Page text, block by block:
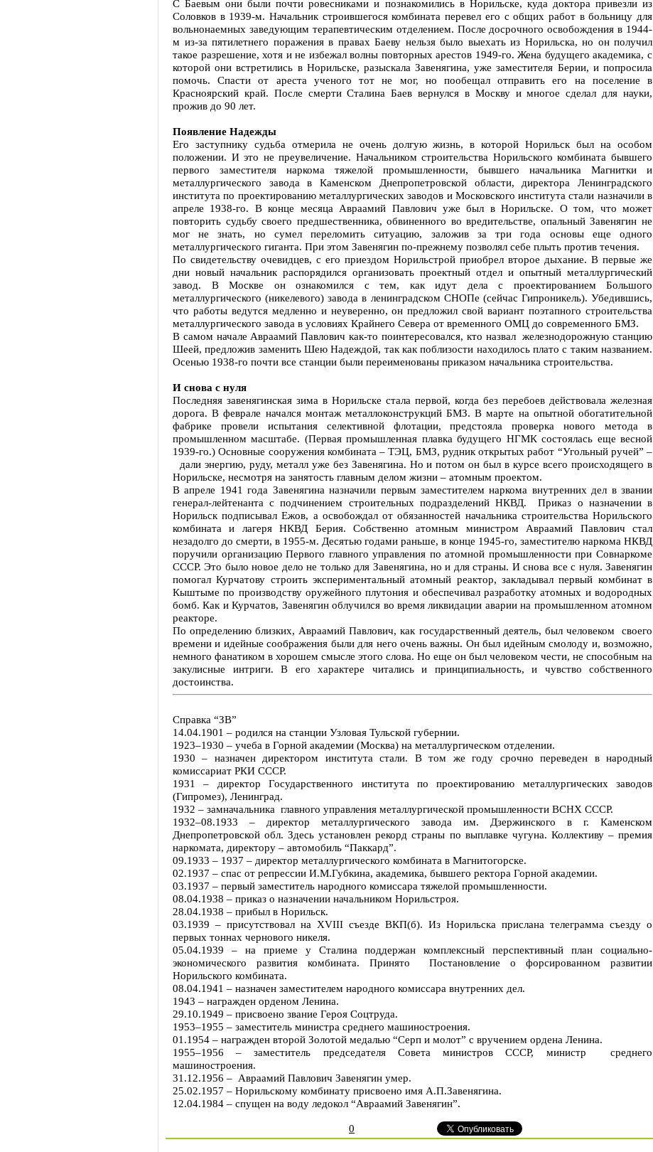
С Баевым они были почти ровесниками и познакомились в Норильске, куда доктора привезли из
Соловков в 1939-м. Начальник строившегося комбината перевел его с общих работ в больницу для
вольнонаемных заведующим терапевтическим отделением. После досрочного освобождения в 1944-
м из-за пятилетнего поражения в правах Баеву нельзя было выехать из Норильска, но он получил
такое разрешение, хотя и не избежал волны повторных арестов 1949-го. Жена будущего академика, с
которой они встретились в Норильске, разыскала Завенягина, уже заместителя Берии, и попросила
помочь. Спасти от ареста ученого тот не мог, но пообещал отправить его на поселение в
Красноярский край. После смерти Сталина Баев вернулся в Москву и многое сделал для науки,
прожив до 90 лет.
Появление Надежды
Его заступнику судьба отмерила не очень долгую жизнь, в которой Норильск был на особом
положении. И это не преувеличение. Начальником строительства Норильского комбината бывшего
первого заместителя наркома тяжелой промышленности, бывшего начальника Магнитки и
металлургического завода в Каменском Днепропетровской области, директора Ленинградского
института по проектированию металлургических заводов и Московского института стали назначили в
апреле 1938-го. В конце месяца Авраамий Павлович уже был в Норильске. О том, что может
повторить судьбу своего предшественника, обвиненного во вредительстве, опальный Завенягин не
мог не знать, но сумел переломить ситуацию, заложив за три года основы еще одного
металлургического гиганта. При этом Завенягин по-прежнему позволял себе плыть против течения.
По свидетельству очевидцев, с его приездом Норильстрой приобрел второе дыхание. В первые же
дни новый начальник распорядился организовать проектный отдел и опытный металлургический
завод. В Москве он ознакомился с тем, как идут дела с проектированием Большого
металлургического (никелевого) завода в ленинградском СНОПе (сейчас Гипроникель). Убедившись,
что работы ведутся медленно и неуверенно, он предложил свой вариант поэтапного строительства
металлургического завода в условиях Крайнего Севера от временного ОМЦ до современного БМЗ.
В самом начале Авраамий Павлович как-то поинтересовался, кто назвал железнодорожную станцию
Шеей, предложив заменить Шею Надеждой, так как поблизости находилось плато с таким названием.
Осенью 1938-го почти все станции были переименованы приказом начальника строительства.
И снова с нуля
Последняя завенягинская зима в Норильске стала первой, когда без перебоев действовала железная
дорога. В феврале начался монтаж металлоконструкций БМЗ. В марте на опытной обогатительной
фабрике провели испытания селективной флотации, предстояла проверка нового метода в
промышленном масштабе. (Первая промышленная плавка будущего НГМК состоялась еще весной
1939-го.) Основные сооружения комбината – ТЭЦ, БМЗ, рудник открытых работ “Угольный ручей” –
дали энергию, руду, металл уже без Завенягина. Но и потом он был в курсе всего происходящего в
Норильске, несмотря на занятость главным делом жизни – атомным проектом.
В апреле 1941 года Завенягина назначили первым заместителем наркома внутренних дел в звании
генерал-лейтенанта с подчинением строительных подразделений НКВД. Приказ о назначении в
Норильск подписывал Ежов, а освобождал от обязанностей начальника строительства Норильского
комбината и лагеря НКВД Берия. Собственно атомным министром Авраамий Павлович стал
незадолго до смерти, в 1955-м. Десятью годами раньше, в конце 1945-го, заместителю наркома НКВД
поручили организацию Первого главного управления по атомной промышленности при Совнаркоме
СССР. Это было новое дело не только для Завенягина, но и для страны. И снова все с нуля. Завенягин
помогал Курчатову строить экспериментальный атомный реактор, закладывал первый комбинат в
Кыштыме по производству оружейного плутония и обеспечивал разработку атомных и водородных
бомб. Как и Курчатов, Завенягин облучился во время ликвидации аварии на промышленном атомном
реакторе.
По определению близких, Авраамий Павлович, как государственный деятель, был человеком своего
времени и идейные соображения были для него очень важны. Он был идейным смолоду и, возможно,
немного фанатиком в хорошем смысле этого слова. Но еще он был человеком чести, не способным на
закулисные интриги. В его характере читались и принципиальность, и чувство собственного
достоинства.
Справка “ЗВ”
14.04.1901 – родился на станции Узловая Тульской губернии.
1923–1930 – учеба в Горной академии (Москва) на металлургическом отделении.
1930 – назначен директором института стали. В том же году срочно переведен в народный
комиссариат РКИ СССР.
1931 – директор Государственного института по проектированию металлургических заводов
(Гипромез), Ленинград.
1932 – замначальника главного управления металлургической промышленности ВСНХ СССР.
1932–08.1933 – директор металлургического завода им. Дзержинского в г. Каменском
Днепропетровской обл. Здесь установлен рекорд страны по выплавке чугуна. Коллективу – премия
наркомата, директору – автомобиль “Паккард”.
09.1933 – 1937 – директор металлургического комбината в Магнитогорске.
02.1937 – спас от репрессии И.М.Губкина, академика, бывшего ректора Горной академии.
03.1937 – первый заместитель народного комиссара тяжелой промышленности.
08.04.1938 – приказ о назначении начальником Норильстроя.
28.04.1938 – прибыл в Норильск.
03.1939 – присутствовал на ХVIII съезде ВКП(б). Из Норильска прислана телеграмма съезду о
первых тоннах чернового никеля.
05.04.1939 – на приеме у Сталина поддержан комплексный перспективный план социально-
экономического развития комбината. Принято Постановление о форсированном развитии
Норильского комбината.
08.04.1941 – назначен заместителем народного комиссара внутренних дел.
1943 – награжден орденом Ленина.
29.10.1949 – присвоено звание Героя Соцтруда.
1953–1955 – заместитель министра среднего машиностроения.
01.1954 – награжден второй Золотой медалью “Серп и молот” с вручением ордена Ленина.
1955–1956 – заместитель председателя Совета министров СССР, министр среднего
машиностроения.
31.12.1956 – Авраамий Павлович Завенягин умер.
25.02.1957 – Норильскому комбинату присвоено имя А.П.Завенягина.
12.04.1984 – спущен на воду ледокол “Авраамий Завенягин”.
0